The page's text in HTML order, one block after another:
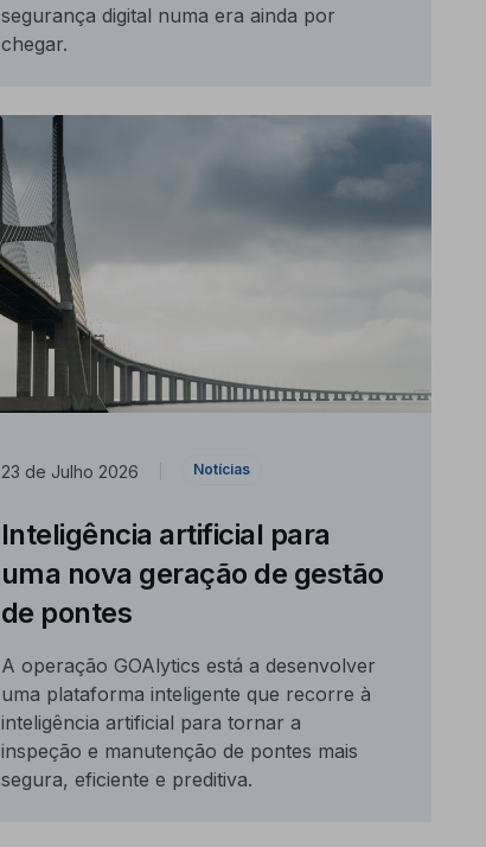
segurança digital numa era ainda por
chegar.
23 de Julho 2026 Notícias
Inteligência artificial para
uma nova geração de gestão
de pontes
A operação GOAlytics está a desenvolver
uma plataforma inteligente que recorre à
inteligência artificial para tornar a
inspeção e manutenção de pontes mais
segura, eficiente e preditiva.